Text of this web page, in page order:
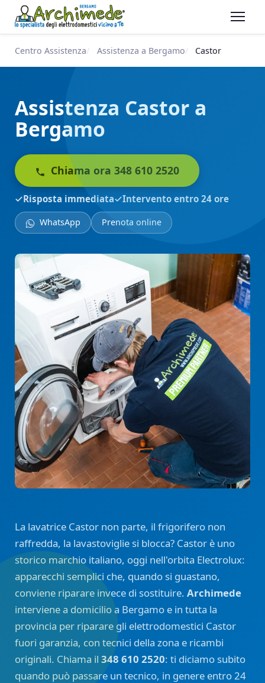
Centro Assistenza Assistenza a Bergamo Castor
Assistenza Castor a
Bergamo
Chiama ora 348 610 2520
Risposta immediata Intervento entro 24 ore
WhatsApp Prenota online
La lavatrice Castor non parte, il frigorifero non
raffredda, la lavastoviglie si blocca? Castor è uno
storico marchio italiano, oggi nell'orbita Electrolux:
apparecchi semplici che, quando si guastano,
conviene riparare invece di sostituire.Archimede
interviene a domicilio a Bergamo e in tutta la
provincia per riparare gli elettrodomestici Castor
fuori garanzia, con tecnici della zona e ricambi
originali. Chiama il348 610 2520: ti diciamo subito
quando può passare un tecnico, in genere entro 24